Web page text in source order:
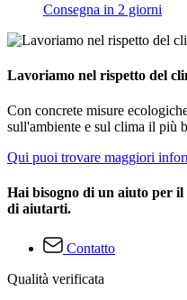
Consegna in 2 giorni
Lavoriamo nel rispetto del
Con concrete misure
sull'ambiente e sul clima il più
Qui puoi trovare maggiori
Hai bisogno di un aiuto per
di aiutarti.
Contatto
Qualità verificata